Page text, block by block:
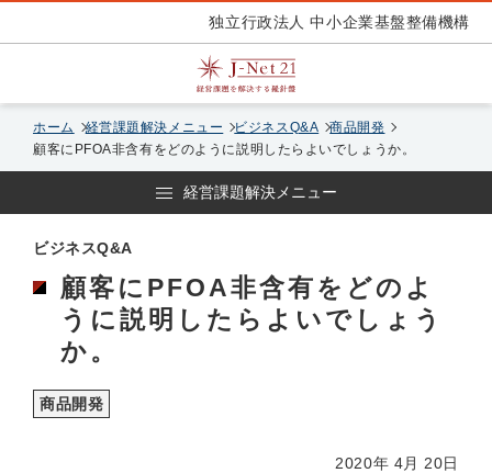
独立行政法人 中小企業基盤整備機構
ホーム 経営課題解決メニュー ビジネスQ&A
商品開発
顧客にPFOA非含有をどのように説明したらよいでしょうか。
経営課題解決メニュー
ビジネスQ&A
顧客にPFOA非含有をどのよ
うに説明したらよいでしょう
か。
商品開発
2020年 4月 20日